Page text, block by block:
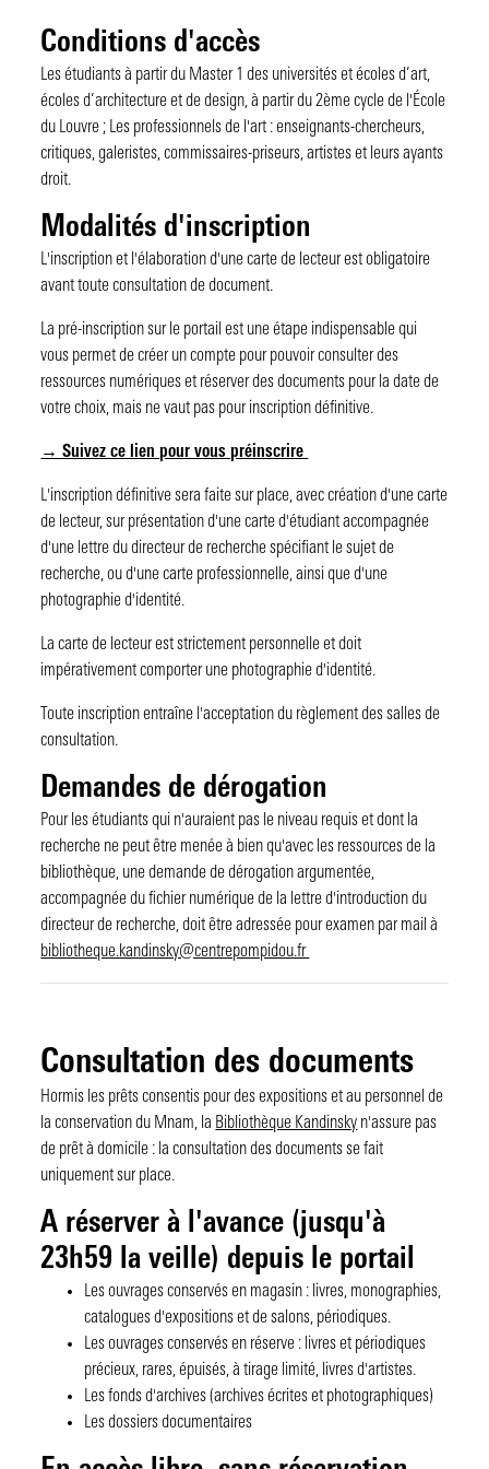
Collection « Recherches »
« Mission Recherche » des Amis du Centre Pompidou
Catalogue raisonné des expositions du Centre Pompidou
Articles de chercheurs
Lectures obligatoires
Digital BK
Mises en ligne
Tous nos billets
Faire un don
Reproduction - Commande de fichiers HD
Prêts pour expositions
Questions fréquemment posées
Je me connecte
Je me connecte pour la 1ère fois
Je n'ai pas encore de compte
Je me préinscris
J'ai besoin d'aide
J'ai oublié mon mot de passe
Conditions d'accès
Les étudiants à partir du Master 1 des universités et écoles d’art,
écoles d’architecture et de design, à partir du 2ème cycle de l'École
du Louvre ; Les professionnels de l'art : enseignants-chercheurs,
critiques, galeristes, commissaires-priseurs, artistes et leurs ayants
droit.
Modalités d'inscription
L'inscription et l'élaboration d'une carte de lecteur est obligatoire
avant toute consultation de document.
La pré-inscription sur le portail est une étape indispensable qui
vous permet de créer un compte pour pouvoir consulter des
ressources numériques et réserver des documents pour la date de
votre choix, mais ne vaut pas pour inscription définitive.
→ Suivez ce lien pour vous préinscrire
L'inscription définitive sera faite sur place, avec création d'une carte
de lecteur, sur présentation d'une carte d'étudiant accompagnée
d'une lettre du directeur de recherche spécifiant le sujet de
recherche, ou d'une carte professionnelle, ainsi que d'une
photographie d'identité.
La carte de lecteur est strictement personnelle et doit
impérativement comporter une photographie d'identité.
Toute inscription entraîne l'acceptation du règlement des salles de
consultation.
Demandes de dérogation
Pour les étudiants qui n'auraient pas le niveau requis et dont la
recherche ne peut être menée à bien qu'avec les ressources de la
bibliothèque, une demande de dérogation argumentée,
accompagnée du fichier numérique de la lettre d'introduction du
directeur de recherche, doit être adressée pour examen par mail à
bibliotheque.kandinsky@centrepompidou.fr
Consultation des documents
Hormis les prêts consentis pour des expositions et au personnel de
la conservation du Mnam, la Bibliothèque Kandinsky n'assure pas
de prêt à domicile : la consultation des documents se fait
uniquement sur place.
A réserver à l'avance (jusqu'à
23h59 la veille) depuis le portail
Les ouvrages conservés en magasin : livres, monographies,
catalogues d'expositions et de salons, périodiques.
Les ouvrages conservés en réserve : livres et périodiques
précieux, rares, épuisés, à tirage limité, livres d'artistes.
Les fonds d'archives (archives écrites et photographiques)
Les dossiers documentaires